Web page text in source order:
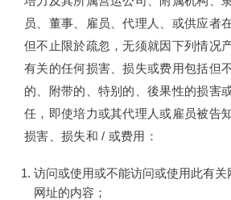
员、董事、雇员、代理人、或供应者
但不止限於疏忽，无须就因下列情况
有关的任何损害、损失或费用包括但
的、附带的、特别的、後果性的损害
任，即使培力或其代理人或雇员被告
损害、损失和 / 或费用：
访问或使用或不能访问或使用此有关
网址的内容；